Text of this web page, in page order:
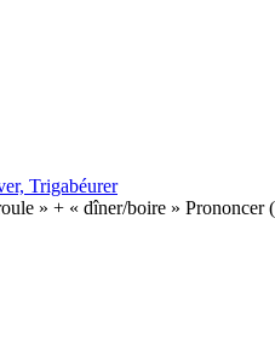
Trigabéurer
» + « dîner/boire »